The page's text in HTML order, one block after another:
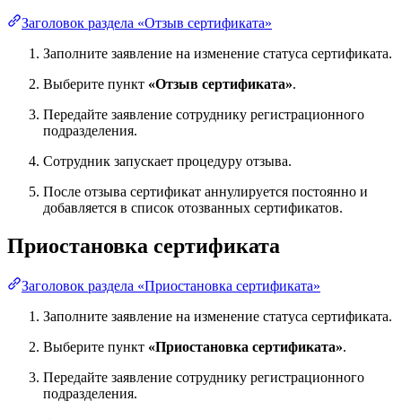
Заголовок раздела «Отзыв сертификата»
Заполните заявление на изменение статуса сертификата.
Выберите пункт «Отзыв сертификата».
Передайте заявление сотруднику регистрационного
подразделения.
Сотрудник запускает процедуру отзыва.
После отзыва сертификат аннулируется постоянно и
добавляется в список отозванных сертификатов.
Приостановка сертификата
Заголовок раздела «Приостановка сертификата»
Заполните заявление на изменение статуса сертификата.
Выберите пункт «Приостановка сертификата».
Передайте заявление сотруднику регистрационного
подразделения.